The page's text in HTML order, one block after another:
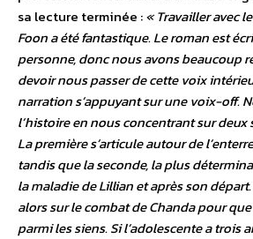
sa lecture terminée :« Travailler avec
Foon a été fantastique. Le roman est
personne, donc nous avons beaucoup
devoir nous passer de cette voix
narration s’appuyant sur une voix-off.
l’histoire en nous concentrant sur
La première s’articule autour de
tandis que la seconde, la plus
la maladie de Lillian et après son
alors sur le combat de Chanda pour
parmi les siens. Si l’adolescente a trois